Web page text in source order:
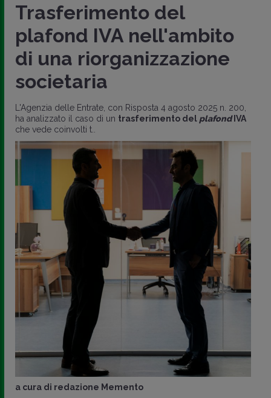
Trasferimento del
plafond IVA nell'ambito
di una riorganizzazione
societaria
L'Agenzia delle Entrate, con Risposta 4 agosto 2025 n. 200,
ha analizzato il caso di un trasferimento del plafondIVA
che vede coinvolti t..
a cura di redazione Memento